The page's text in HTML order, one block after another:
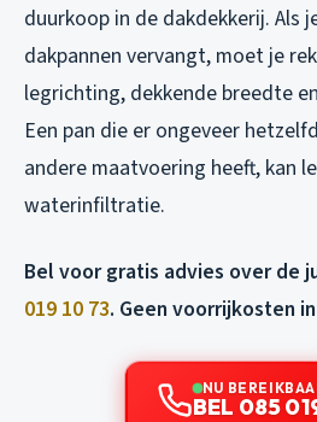
duurkoop in de dakdekkerij. Als
dakpannen vervangt, moet je
legrichting, dekkende breedte
Een pan die er ongeveer
andere maatvoering heeft, kan
waterinfiltratie.
Bel voor gratis advies over de
019 10 73. Geen voorrijkosten
NU
BEL 085